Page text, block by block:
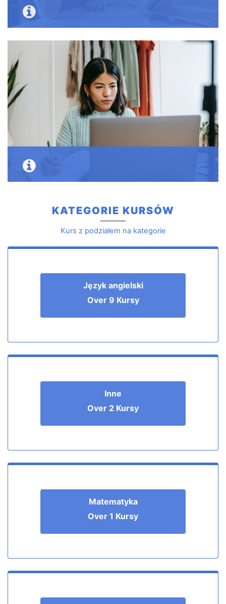
KATEGORIE KURSÓW
Kurs z podziałem na kategorie
Język angielski
Over 9 Kursy
Inne
Over 2 Kursy
Matematyka
Over 1 Kursy